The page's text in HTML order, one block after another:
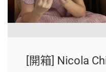
[開箱] Nicola